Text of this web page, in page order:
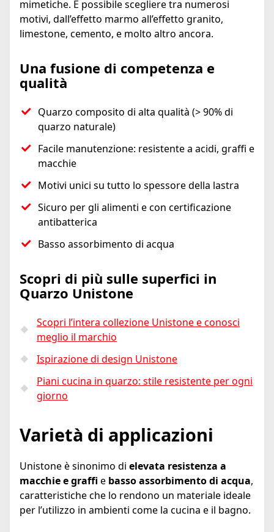
mimetiche. È possibile scegliere tra numerosi
motivi, dall’effetto marmo all’effetto granito,
limestone, cemento, e molto altro ancora.
Una fusione di competenza e
qualità
Quarzo composito di alta qualità (> 90% di
quarzo naturale)
Facile manutenzione: resistente a acidi, graffi e
macchie
Motivi unici su tutto lo spessore della lastra
Sicuro per gli alimenti e con certificazione
antibatterica
Basso assorbimento di acqua
Scopri di più sulle superfici in
Quarzo Unistone
Scopri l’intera collezione Unistone e conosci
meglio il marchio
Ispirazione di design Unistone
Piani cucina in quarzo: stile resistente per ogni
giorno
Varietà di applicazioni
Unistone è sinonimo di elevata resistenza a
macchie e graffi e basso assorbimento di acqua,
caratteristiche che lo rendono un materiale ideale
per l’utilizzo in ambienti come la cucina e il bagno.